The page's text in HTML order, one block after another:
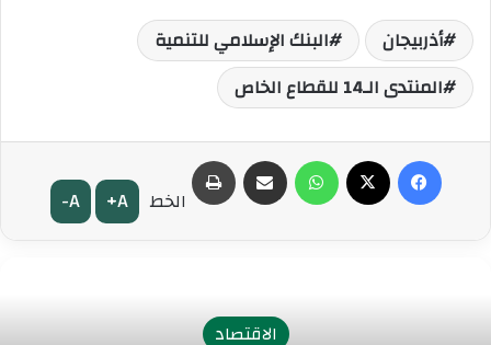
أذربيجان
البنك الإسلامي للتنمية
المنتدى الـ14 للقطاع الخاص
الخط A+
A-
الاقتصاد